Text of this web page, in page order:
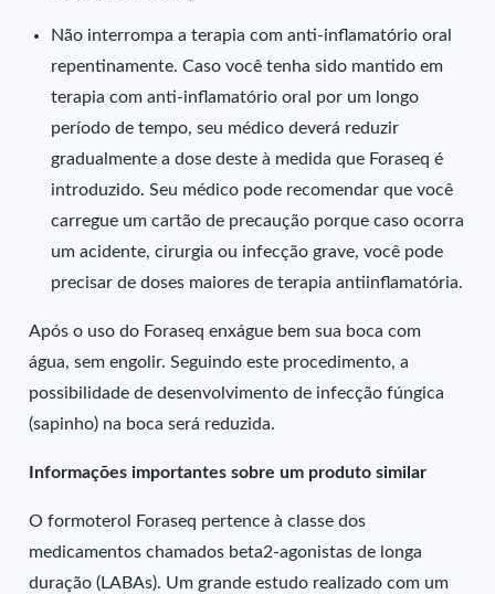
Não interrompa a terapia com anti-inflamatório oral
repentinamente. Caso você tenha sido mantido em
terapia com anti-inflamatório oral por um longo
período de tempo, seu médico deverá reduzir
gradualmente a dose deste à medida que Foraseq é
introduzido. Seu médico pode recomendar que você
carregue um cartão de precaução porque caso ocorra
um acidente, cirurgia ou infecção grave, você pode
precisar de doses maiores de terapia antiinflamatória.
Após o uso do Foraseq enxágue bem sua boca com
água, sem engolir. Seguindo este procedimento, a
possibilidade de desenvolvimento de infecção fúngica
(sapinho) na boca será reduzida.
Informações importantes sobre um produto similar
O formoterol Foraseq pertence à classe dos
medicamentos chamados beta2-agonistas de longa
duração (LABAs). Um grande estudo realizado com um